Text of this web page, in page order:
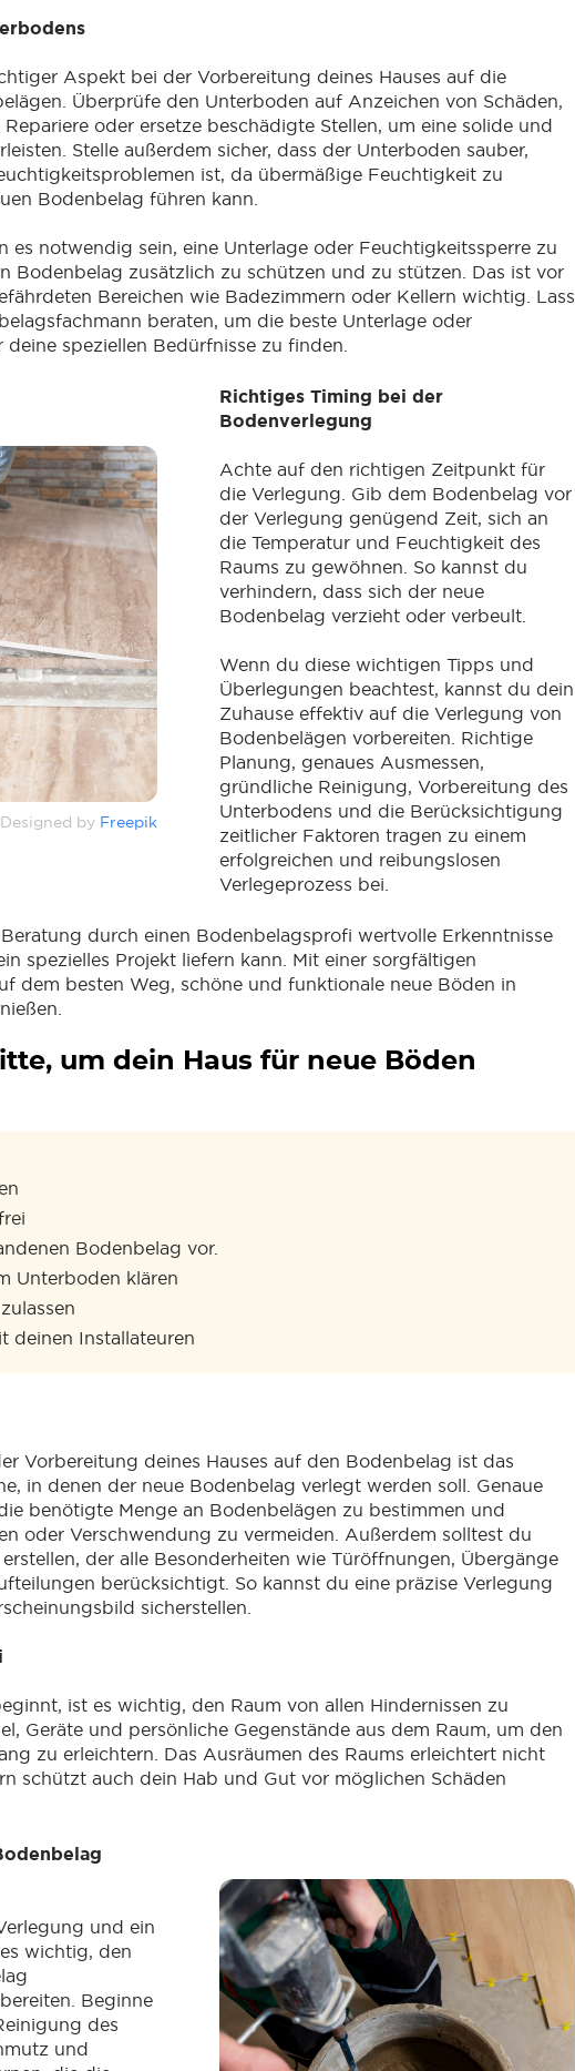
Aspekt bei der Vorbereitung deines Hauses auf die
Überprüfe den Unterboden auf Anzeichen von Schäden,
oder ersetze beschädigte Stellen, um eine solide und
Stelle außerdem sicher, dass der Unterboden sauber,
ist, da übermäßige Feuchtigkeit zu
Bodenbelag führen kann.
es notwendig sein, eine Unterlage oder Feuchtigkeitssperre zu
Bodenbelag zusätzlich zu schützen und zu stützen. Das ist vor
Bereichen wie Badezimmern oder Kellern wichtig. Lass
beraten, um die beste Unterlage oder
speziellen Bedürfnisse zu finden.
Richtiges Timing bei der
Bodenverlegung
Achte auf den richtigen Zeitpunkt für
die Verlegung. Gib dem Bodenbelag vor
der Verlegung genügend Zeit, sich an
die Temperatur und Feuchtigkeit des
Raums zu gewöhnen. So kannst du
verhindern, dass sich der neue
Bodenbelag verzieht oder verbeult.
Wenn du diese wichtigen Tipps und
Überlegungen beachtest, kannst du dein
Zuhause effektiv auf die Verlegung von
Bodenbelägen vorbereiten. Richtige
Planung, genaues Ausmessen,
gründliche Reinigung, Vorbereitung des
Unterbodens und die Berücksichtigung
zeitlicher Faktoren tragen zu einem
erfolgreichen und reibungslosen
Verlegeprozess bei.
Designed by Freepik
durch einen Bodenbelagsprofi wertvolle Erkenntnisse
spezielles Projekt liefern kann. Mit einer sorgfältigen
dem besten Weg, schöne und funktionale neue Böden in
um dein Haus für neue Böden
Bodenbelag vor.
Unterboden klären
deinen Installateuren
Vorbereitung deines Hauses auf den Bodenbelag ist das
in denen der neue Bodenbelag verlegt werden soll. Genaue
benötigte Menge an Bodenbelägen zu bestimmen und
oder Verschwendung zu vermeiden. Außerdem solltest du
der alle Besonderheiten wie Türöffnungen, Übergänge
berücksichtigt. So kannst du eine präzise Verlegung
sicherstellen.
ist es wichtig, den Raum von allen Hindernissen zu
Geräte und persönliche Gegenstände aus dem Raum, um den
zu erleichtern. Das Ausräumen des Raums erleichtert nicht
schützt auch dein Hab und Gut vor möglichen Schäden
und ein
wichtig, den
Beginne
des
und